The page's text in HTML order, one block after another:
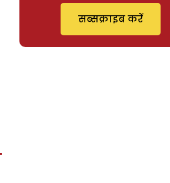
सब्सक्राइब करें